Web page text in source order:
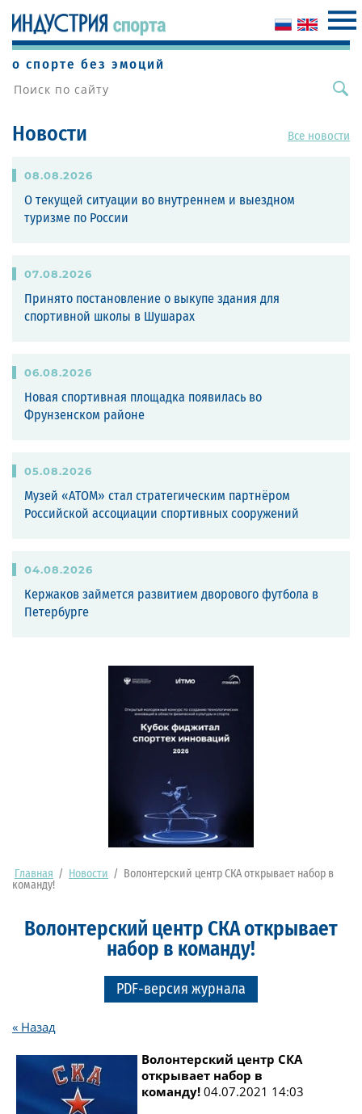
о спорте без эмоций
Новости Все новости
08.08.2026
О текущей ситуации во внутреннем и выездном
туризме по России
07.08.2026
Принято постановление о выкупе здания для
спортивной школы в Шушарах
06.08.2026
Новая спортивная площадка появилась во
Фрунзенском районе
05.08.2026
Музей «АТОМ» стал стратегическим партнёром
Российской ассоциации спортивных сооружений
04.08.2026
Кержаков займется развитием дворового футбола в
Петербурге
Главная / Новости /
Волонтерский центр СКА открывает набор в
команду!
Волонтерский центр СКА открывает
набор в команду!
PDF-версия журнала
« Назад
Волонтерский центр СКА
открывает набор в
команду! 04.07.2021 14:03